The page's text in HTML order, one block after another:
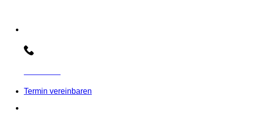
Termin vereinbaren